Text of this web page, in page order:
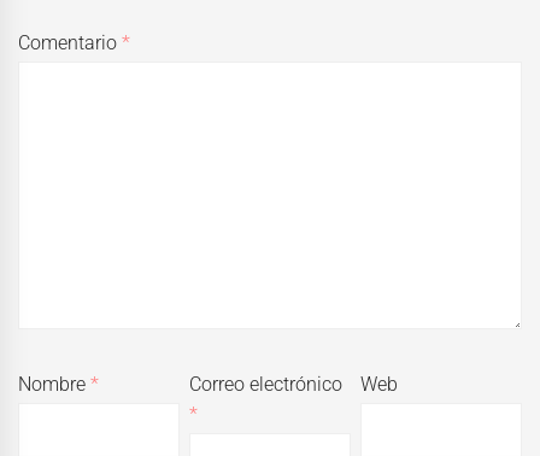
Comentario*
Nombre*
Correo electrónico
*
Web